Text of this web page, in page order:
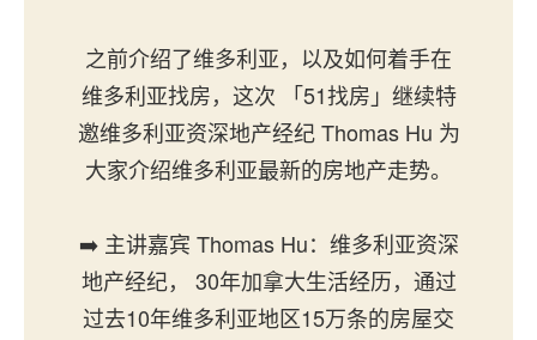
之前介绍了维多利亚，以及如何着手在
维多利亚找房，这次 「51找房」继续特
邀维多利亚资深地产经纪 Thomas Hu 为
大家介绍维多利亚最新的房地产走势。
➡️ 主讲嘉宾 Thomas Hu：维多利亚资深
地产经纪， 30年加拿大生活经历，通过
过去10年维多利亚地区15万条的房屋交